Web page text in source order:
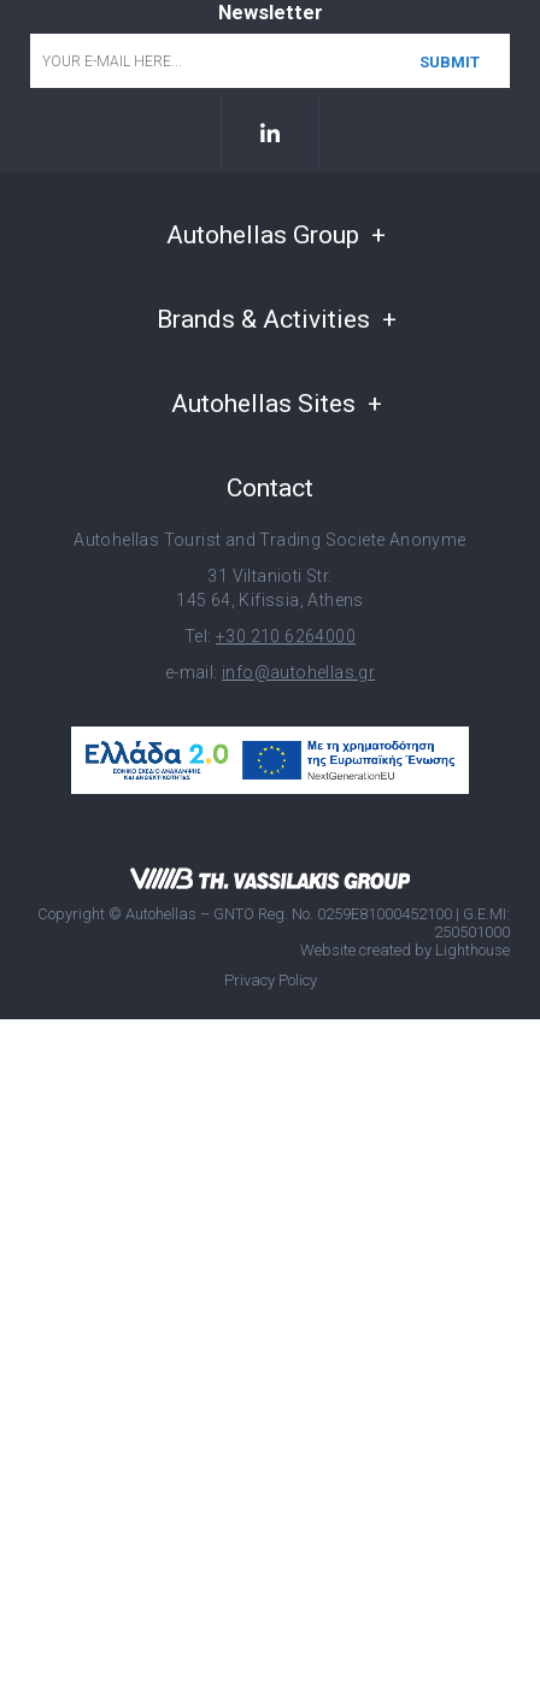
Newsletter
Autohellas Group
Brands & Activities
Autohellas Sites
Contact
Autohellas Tourist and Trading Societe Anonyme
31 Viltanioti Str.
145 64, Kifissia, Athens
Tel: +30 210 6264000
e-mail: info@autohellas.gr
Copyright © Autohellas – GNTO Reg. No. 0259E81000452100 | G.E.MI:
250501000
Website created by Lighthouse
Privacy Policy